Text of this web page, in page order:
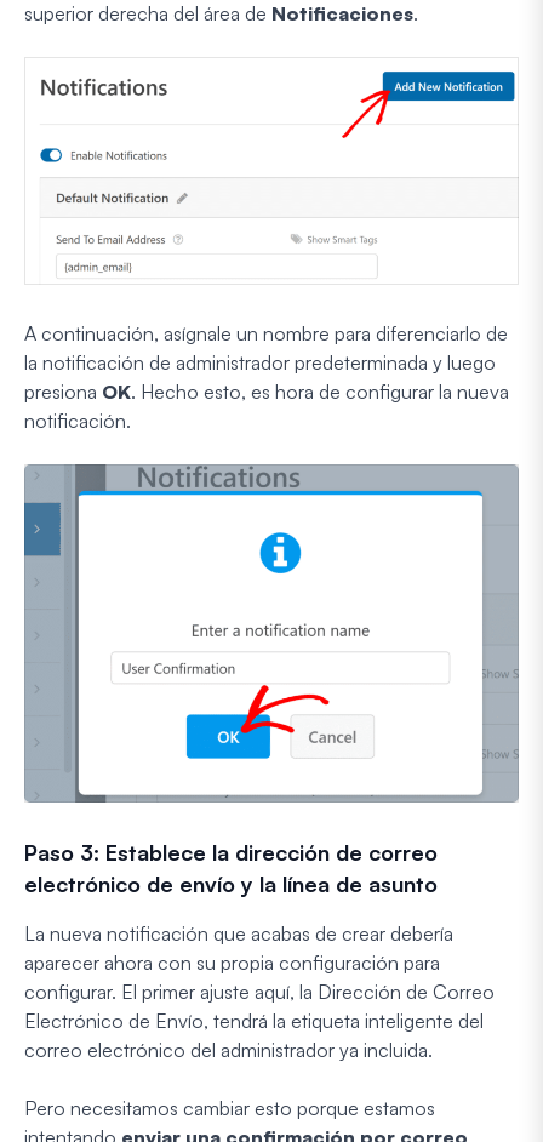
superior derecha del área de Notificaciones.
A continuación, asígnale un nombre para diferenciarlo de
la notificación de administrador predeterminada y luego
presiona OK. Hecho esto, es hora de configurar la nueva
notificación.
Paso 3: Establece la dirección de correo
electrónico de envío y la línea de asunto
La nueva notificación que acabas de crear debería
aparecer ahora con su propia configuración para
configurar. El primer ajuste aquí, la Dirección de Correo
Electrónico de Envío, tendrá la etiqueta inteligente del
correo electrónico del administrador ya incluida.
Pero necesitamos cambiar esto porque estamos
intentando enviar una confirmación por correo